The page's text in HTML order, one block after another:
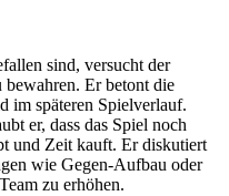
sind, versucht der
bewahren. Er betont die
im späteren Spielverlauf.
er, dass das Spiel noch
und Zeit kauft. Er diskutiert
wie Gegen-Aufbau oder
zu erhöhen.